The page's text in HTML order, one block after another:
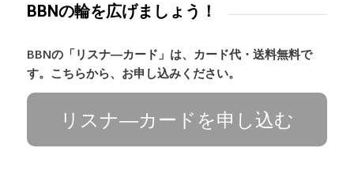
BBNの輪を広げましょう！
BBNの「リスナ―カード」は、カード代・送料無料で
す。こちらから、お申し込みください。
リスナ―カードを申し込む